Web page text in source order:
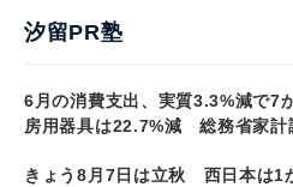
汐留PR塾
6月の消費支出、実質3.3%減で
房用器具は22.7%減 総務省家計
きょう8月7日は立秋 西日本は1